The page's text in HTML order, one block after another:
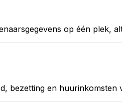
op één plek,
bezetting en huurinkomsten